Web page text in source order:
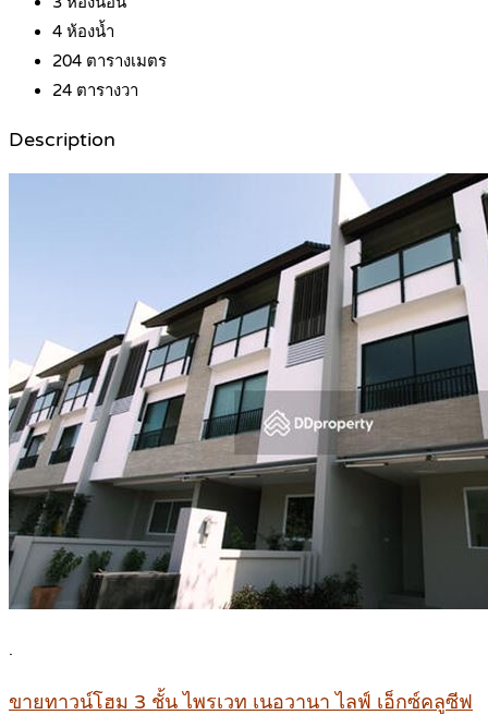
4 ห้องน้ำ
204 ตารางเมตร
24 ตารางวา
Description
.
ขายทาวน์โฮม 3 ชั้น ไพรเวท เนอวานา ไลฟ์ เอ็กซ์คลูซีฟ